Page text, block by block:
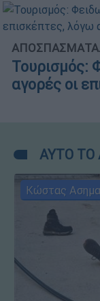
Τουρισμός:
αγορές οι
ΑΥΤΟ ΤΟ
Κώστας